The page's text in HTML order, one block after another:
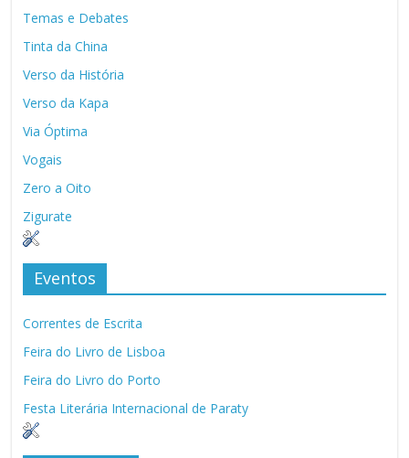
Temas e Debates
Tinta da China
Verso da História
Verso da Kapa
Via Óptima
Vogais
Zero a Oito
Zigurate
Eventos
Correntes de Escrita
Feira do Livro de Lisboa
Feira do Livro do Porto
Festa Literária Internacional de Paraty